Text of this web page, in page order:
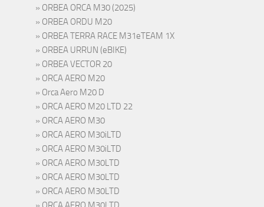
ORBEA ORCA M30 (2025)
ORBEA ORDU M20
ORBEA TERRA RACE M31eTEAM 1X
ORBEA URRUN (eBIKE)
ORBEA VECTOR 20
ORCA AERO M20
Orca Aero M20 D
ORCA AERO M20 LTD 22
ORCA AERO M30
ORCA AERO M30iLTD
ORCA AERO M30iLTD
ORCA AERO M30LTD
ORCA AERO M30LTD
ORCA AERO M30LTD